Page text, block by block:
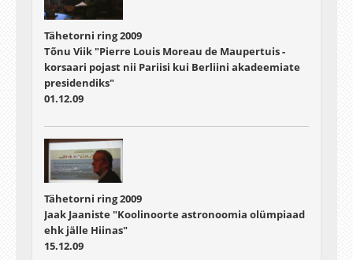
Tähetorni ring 2009
Tõnu Viik "Pierre Louis Moreau de Maupertuis -
korsaari pojast nii Pariisi kui Berliini akadeemiate
presidendiks"
01.12.09
Tähetorni ring 2009
Jaak Jaaniste "Koolinoorte astronoomia olümpiaad
ehk jälle Hiinas"
15.12.09